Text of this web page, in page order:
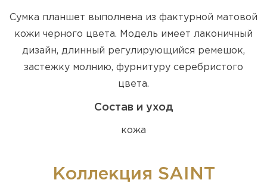
Сумка планшет выполнена из фактурной матовой
кожи черного цвета. Модель имеет лаконичный
дизайн, длинный регулирующийся ремешок,
застежку молнию, фурнитуру серебристого
цвета.
Состав и уход
кожа
Коллекция SAINT